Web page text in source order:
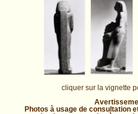
cliquer sur la vignette
Photos à usage de consultation